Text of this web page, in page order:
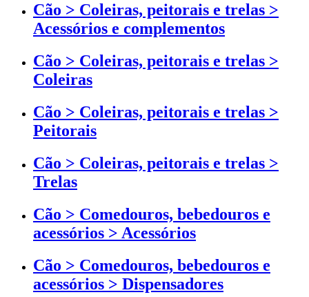
Cão > Coleiras, peitorais e trelas >
Acessórios e complementos
Cão > Coleiras, peitorais e trelas >
Coleiras
Cão > Coleiras, peitorais e trelas >
Peitorais
Cão > Coleiras, peitorais e trelas >
Trelas
Cão > Comedouros, bebedouros e
acessórios > Acessórios
Cão > Comedouros, bebedouros e
acessórios > Dispensadores